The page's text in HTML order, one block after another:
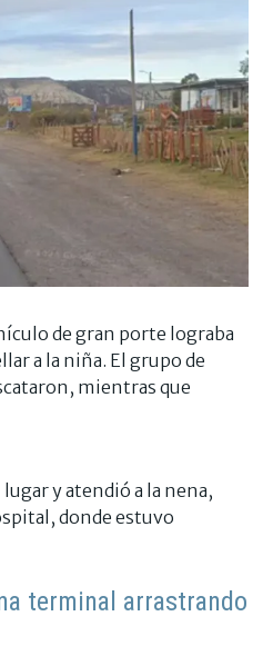
de gran porte lograba
a la niña. El grupo de
mientras que
y atendió a la nena,
donde estuvo
terminal arrastrando